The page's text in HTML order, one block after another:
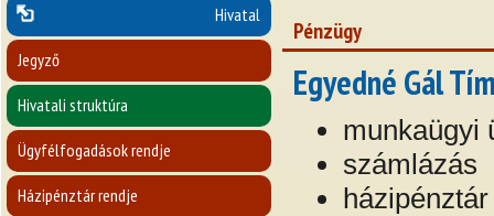
Hivatal
Jegyző
Hivatali struktúra
Ügyfélfogadások rendje
Házipénztár rendje
Pénzügy
Egyedné Gál
munkaügyi
számlázás
házipénztár